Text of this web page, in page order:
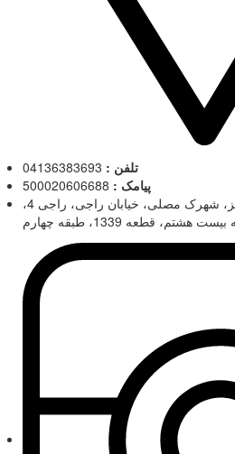
تلفن :
پیامک :
آذربایجان شرقی، تبریز، شهرک مصلی، خیابان راجی، راجی 4،
هشتم، قطعه 1339، طبقه چهارم